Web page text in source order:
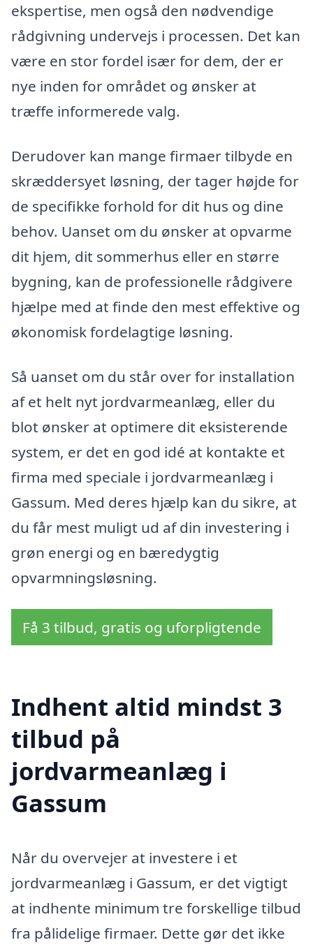
ekspertise, men også den nødvendige
rådgivning undervejs i processen. Det kan
være en stor fordel især for dem, der er
nye inden for området og ønsker at
træffe informerede valg.
Derudover kan mange firmaer tilbyde en
skræddersyet løsning, der tager højde for
de specifikke forhold for dit hus og dine
behov. Uanset om du ønsker at opvarme
dit hjem, dit sommerhus eller en større
bygning, kan de professionelle rådgivere
hjælpe med at finde den mest effektive og
økonomisk fordelagtige løsning.
Så uanset om du står over for installation
af et helt nyt jordvarmeanlæg, eller du
blot ønsker at optimere dit eksisterende
system, er det en god idé at kontakte et
firma med speciale i jordvarmeanlæg i
Gassum. Med deres hjælp kan du sikre, at
du får mest muligt ud af din investering i
grøn energi og en bæredygtig
opvarmningsløsning.
Få 3 tilbud, gratis og uforpligtende
Indhent altid mindst 3
tilbud på
jordvarmeanlæg i
Gassum
Når du overvejer at investere i et
jordvarmeanlæg i Gassum, er det vigtigt
at indhente minimum tre forskellige tilbud
fra pålidelige firmaer. Dette gør det ikke